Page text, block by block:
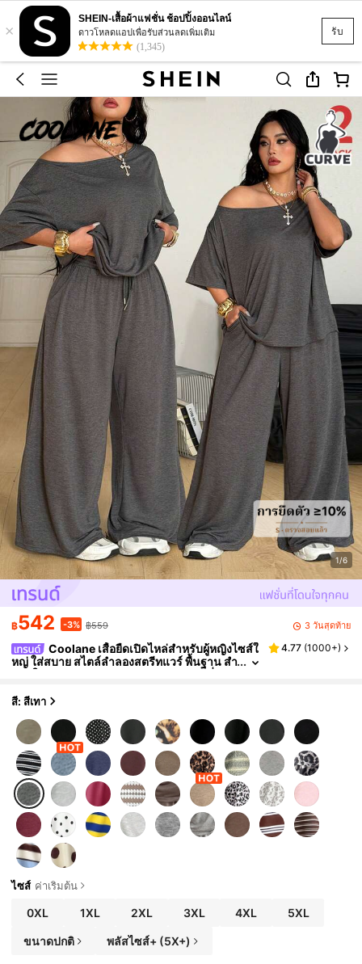
รับ
×
SHEIN-เสื้อผ้าแฟชั่น ช้อปปิ้งออนไลน์
ดาวโหลดแอปเพื่อรับส่วนลดเพิ่มเติม
(1,345)
1/6
฿542 -3% ฿559 3 วันสุดท้าย
Coolane เสื้อยืดเปิดไหล่สำหรับผู้หญิงไซส์ใ
หญ่ ใส่สบาย สไตล์ลำลองสตรีทแวร์ พื้นฐาน สำ
4.77 (1000+)
สี: สีเทา
ไซส์ ค่าเริ่มต้น
0XL 1XL 2XL 3XL 4XL 5XL
ขนาดปกติ พลัสไซส์+ (5X+)